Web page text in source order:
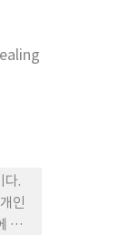
다.
인
입